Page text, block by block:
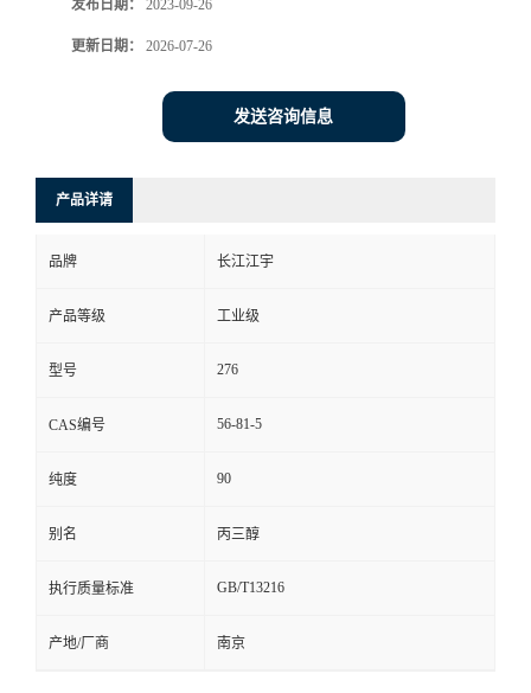
发布日期： 2023-09-26
更新日期： 2026-07-26
发送咨询信息
产品详请
品牌 长江江宇
产品等级 工业级
型号 276
CAS编号 56-81-5
纯度 90
别名 丙三醇
执行质量标准 GB/T13216
产地/厂商 南京